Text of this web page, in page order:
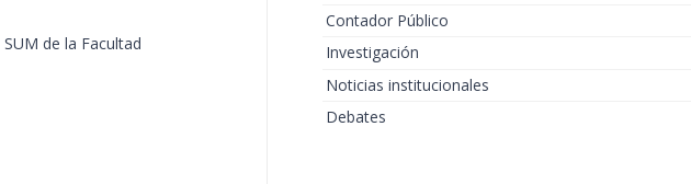
de la Facultad
Contador Público
Investigación
Noticias institucionales
Debates